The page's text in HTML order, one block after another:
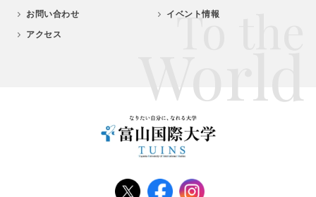
お問い合わせ
アクセス
イベント情報
To the
World